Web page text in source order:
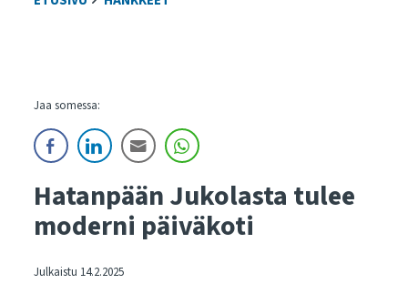
Jaa somessa:
Hatanpään Jukolasta tulee
moderni päiväkoti
Julkaistu 14.2.2025